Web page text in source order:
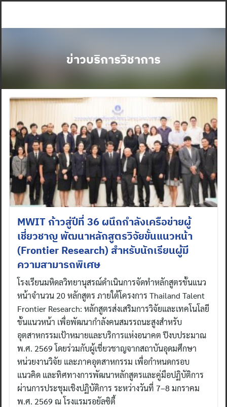
ข่าวบริการวิชาการ
MWIT ก้าวสู่ปีที่ 36 ผนึกกำลังเครือข่ายผู้
เชี่ยวชาญ พัฒนาหลักสูตรวิจัยขั้นแนวหน้า
(Frontier Research) สำหรับนักเรียนผู้มี
ความสามารถพิเศษ
โรงเรียนมหิดลวิทยานุสรณ์ดำเนินการจัดทำหลักสูตรขั้นแนว
หน้าจำนวน 20 หลักสูตร ภายใต้โครงการ Thailand Talent
Frontier Research: หลักสูตรส่งเสริมการวิจัยและเทคโนโลยี
ขั้นแนวหน้า เพื่อพัฒนากำลังคนสมรรถนะสูงสำหรับ
อุตสาหกรรมเป้าหมายและบริการแห่งอนาคต ปีงบประมาณ
พ.ศ. 2569 โดยร่วมกับผู้เชี่ยวชาญจากสถาบันอุดมศึกษา
หน่วยงานวิจัย และภาคอุตสาหกรรม เพื่อกำหนดกรอบ
แนวคิด และทิศทางการพัฒนาหลักสูตรและคู่มือปฏิบัติการ
ผ่านการประชุมเชิงปฏิบัติการ ระหว่างวันที่ 7–8 มกราคม
พ.ศ. 2569 ณ โรงแรมรอยัลซิตี้